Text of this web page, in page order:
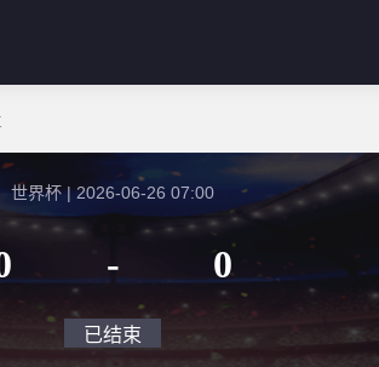
世界杯 | 2026-06-26 07:00
- 0
已结束